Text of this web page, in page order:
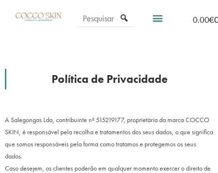
0.00€
Política de Privacidade
A Salegongas Lda, contribuinte nº 515219177, proprietária da marca COCCO
SKIN, é responsável pela recolha e tratamentos dos seus dados, o que significa
que somos responsáveis pela forma como tratamos e protegemos os seus
dados.
Caso desejem, os clientes poderão em qualquer momento exercer o direito de